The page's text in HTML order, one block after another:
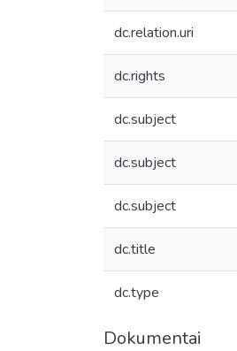
dc.relation.uri
dc.rights
dc.subject
dc.subject
dc.subject
dc.title
dc.type
Dokumentai